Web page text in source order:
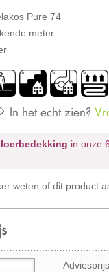
Pure 74
meter
In het echt zien?
in onze
weten of dit product